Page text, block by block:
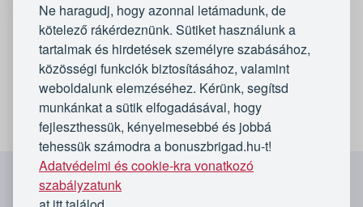
Ne haragudj, hogy azonnal letámadunk, de
kötelező rákérdeznünk. Sütiket használunk a
tartalmak és hirdetések személyre szabásához,
közösségi funkciók biztosításához, valamint
weboldalunk elemzéséhez. Kérünk, segítsd
munkánkat a sütik elfogadásával, hogy
fejleszthessük, kényelmesebbé és jobbá
tehessük számodra a bonuszbrigad.hu-t!
Adatvédelmi és cookie-kra vonatkozó
szabályzatunk
Buszos utazás
1 2
Tovább
1 - 36a(z) 43 ajánlatból
`